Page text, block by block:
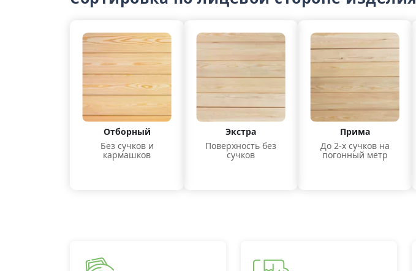
Отборный
Без сучков и
кармашков
Экстра
Поверхность без
сучков
Прима
До 2-х сучков на
погонный метр